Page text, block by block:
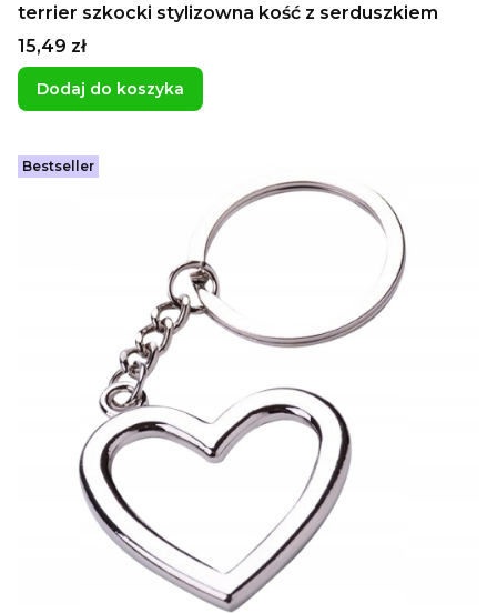
terrier szkocki stylizowna kość z serduszkiem
Cena
15,49 zł
Dodaj do koszyka
Bestseller